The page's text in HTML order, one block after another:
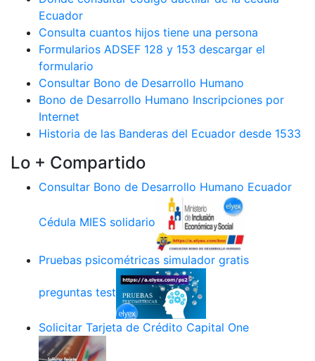
Ecuador
Consulta cuantos hijos tiene una persona
Formularios ADSEF 128 y 153 descargar el
formulario
Consultar Bono de Desarrollo Humano
Bono de Desarrollo Humano Inscripciones por
Internet
Historia de las Banderas del Ecuador desde 1533
Lo + Compartido
Consultar Bono de Desarrollo Humano Ecuador
Cédula MIES solidario
Pruebas psicométricas simulador gratis
preguntas test
Solicitar Tarjeta de Crédito Capital One